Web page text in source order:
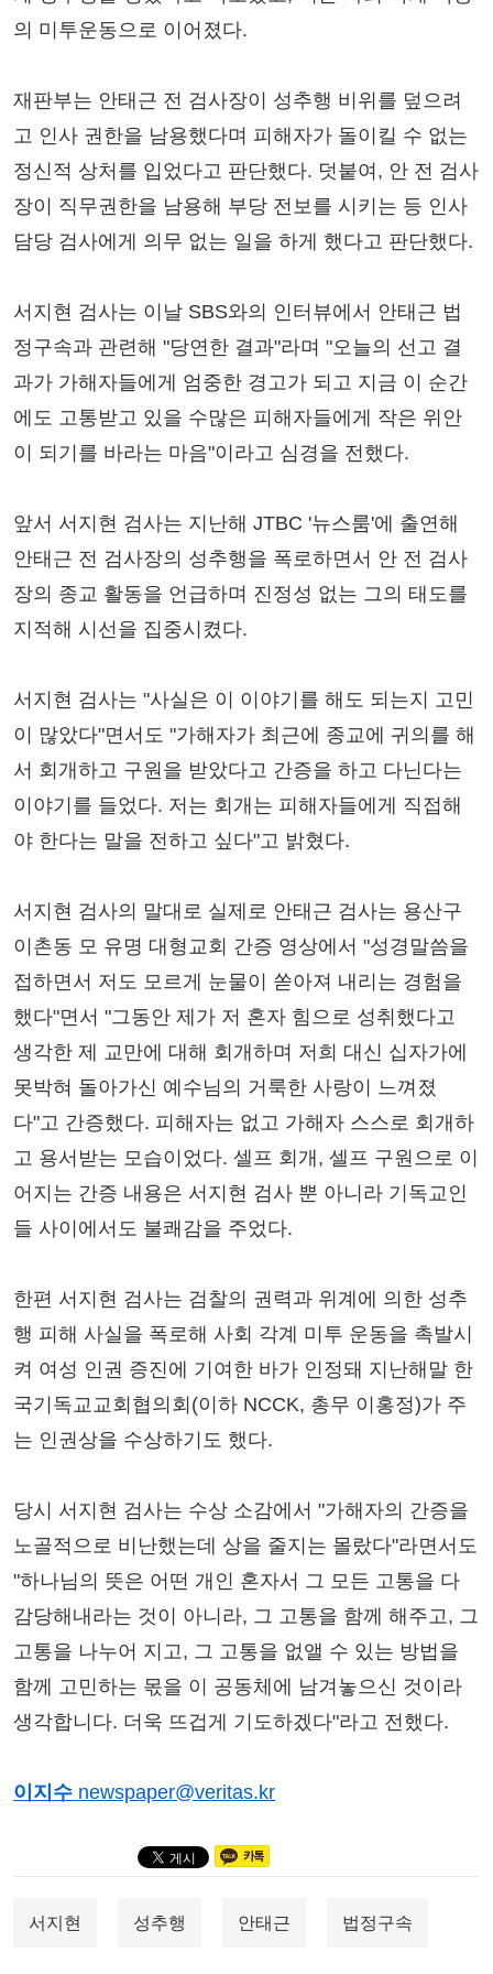
의 미투운동으로 이어졌다.
재판부는 안태근 전 검사장이 성추행 비위를 덮으려
고 인사 권한을 남용했다며 피해자가 돌이킬 수 없는
정신적 상처를 입었다고 판단했다. 덧붙여, 안 전 검사
장이 직무권한을 남용해 부당 전보를 시키는 등 인사
담당 검사에게 의무 없는 일을 하게 했다고 판단했다.
서지현 검사는 이날 SBS와의 인터뷰에서 안태근 법
정구속과 관련해 "당연한 결과"라며 "오늘의 선고 결
과가 가해자들에게 엄중한 경고가 되고 지금 이 순간
에도 고통받고 있을 수많은 피해자들에게 작은 위안
이 되기를 바라는 마음"이라고 심경을 전했다.
앞서 서지현 검사는 지난해 JTBC '뉴스룸'에 출연해
안태근 전 검사장의 성추행을 폭로하면서 안 전 검사
장의 종교 활동을 언급하며 진정성 없는 그의 태도를
지적해 시선을 집중시켰다.
서지현 검사는 "사실은 이 이야기를 해도 되는지 고민
이 많았다"면서도 "가해자가 최근에 종교에 귀의를 해
서 회개하고 구원을 받았다고 간증을 하고 다닌다는
이야기를 들었다. 저는 회개는 피해자들에게 직접해
야 한다는 말을 전하고 싶다"고 밝혔다.
서지현 검사의 말대로 실제로 안태근 검사는 용산구
이촌동 모 유명 대형교회 간증 영상에서 "성경말씀을
접하면서 저도 모르게 눈물이 쏟아져 내리는 경험을
했다"면서 "그동안 제가 저 혼자 힘으로 성취했다고
생각한 제 교만에 대해 회개하며 저희 대신 십자가에
못박혀 돌아가신 예수님의 거룩한 사랑이 느껴졌
다"고 간증했다. 피해자는 없고 가해자 스스로 회개하
고 용서받는 모습이었다. 셀프 회개, 셀프 구원으로 이
어지는 간증 내용은 서지현 검사 뿐 아니라 기독교인
들 사이에서도 불쾌감을 주었다.
한편 서지현 검사는 검찰의 권력과 위계에 의한 성추
행 피해 사실을 폭로해 사회 각계 미투 운동을 촉발시
켜 여성 인권 증진에 기여한 바가 인정돼 지난해말 한
국기독교교회협의회(이하 NCCK, 총무 이홍정)가 주
는 인권상을 수상하기도 했다.
당시 서지현 검사는 수상 소감에서 "가해자의 간증을
노골적으로 비난했는데 상을 줄지는 몰랐다"라면서도
"하나님의 뜻은 어떤 개인 혼자서 그 모든 고통을 다
감당해내라는 것이 아니라, 그 고통을 함께 해주고, 그
고통을 나누어 지고, 그 고통을 없앨 수 있는 방법을
함께 고민하는 몫을 이 공동체에 남겨놓으신 것이라
생각합니다. 더욱 뜨겁게 기도하겠다"라고 전했다.
이지수 newspaper@veritas.kr
서지현 성추행 안태근 법정구속